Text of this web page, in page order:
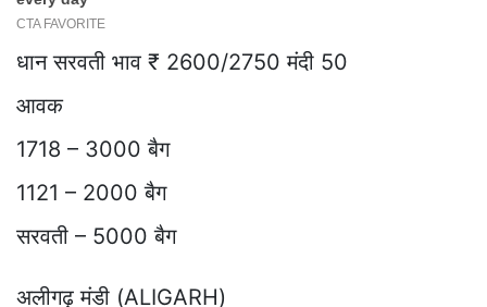
धान सरवती भाव ₹ 2600/2750 मंदी 50
आवक
1718 – 3000 बैग
1121 – 2000 बैग
सरवती – 5000 बैग
अलीगढ़ मंडी (ALIGARH)